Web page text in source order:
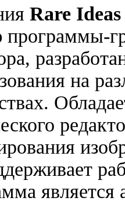
Rare
программы-
на